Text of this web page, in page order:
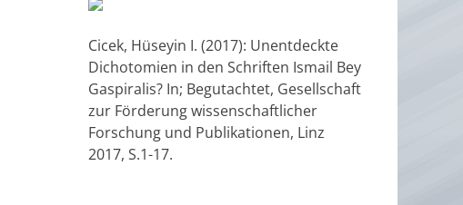
Cicek, Hüseyin I. (2017): Unentdeckte
Dichotomien in den Schriften Ismail Bey
Gaspiralis? In; Begutachtet, Gesellschaft
zur Förderung wissenschaftlicher
Forschung und Publikationen, Linz
2017, S.1-17.